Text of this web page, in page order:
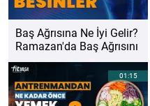
Baş Ağrısına Ne İyi Gelir?
Ramazan'da Baş Ağrısını
Azaltacak Besinler Ve
Yöntemler Neler?
01:15